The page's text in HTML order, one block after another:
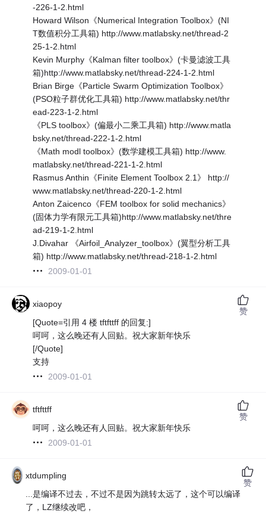
-226-1-2.html
Howard Wilson《Numerical Integration Toolbox》(NI
T数值积分工具箱) http://www.matlabsky.net/thread-2
25-1-2.html
Kevin Murphy《Kalman filter toolbox》(卡曼滤波工具
箱)http://www.matlabsky.net/thread-224-1-2.html
Brian Birge《Particle Swarm Optimization Toolbox》
(PSO粒子群优化工具箱) http://www.matlabsky.net/thr
ead-223-1-2.html
《PLS toolbox》(偏最小二乘工具箱) http://www.matla
bsky.net/thread-222-1-2.html
《Math modl toolbox》(数学建模工具箱) http://www.
matlabsky.net/thread-221-1-2.html
Rasmus Anthin《Finite Element Toolbox 2.1》 http://
www.matlabsky.net/thread-220-1-2.html
Anton Zaicenco《FEM toolbox for solid mechanics》
(固体力学有限元工具箱)http://www.matlabsky.net/thre
ad-219-1-2.html
J.Divahar 《Airfoil_Analyzer_toolbox》(翼型分析工具
箱) http://www.matlabsky.net/thread-218-1-2.html
2009-01-01
xiaopoy
[Quote=引用 4 楼 tftfttff 的回复:]
呵呵，这么晚还有人回贴。祝大家新年快乐
[/Quote]
支持
2009-01-01
赞
tftfttff
呵呵，这么晚还有人回贴。祝大家新年快乐
2009-01-01
赞
xtdumpling
...是编译不过去，不过不是因为跳转太远了，这个可以编译
了，LZ继续改吧，
赞